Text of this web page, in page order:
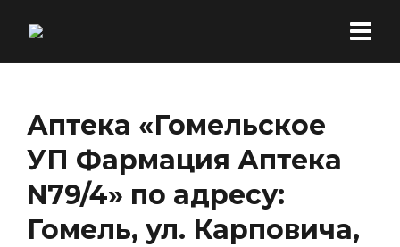
Аптека «Гомельское
УП Фармация Аптека
N79/4» по адресу:
Гомель, ул. Карповича,